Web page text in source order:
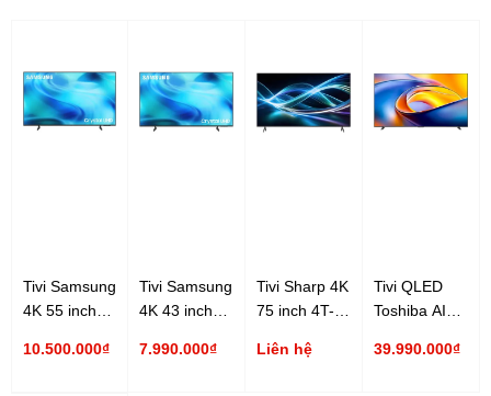
Tivi Samsung
4K 55 inch
10.500.000₫
Tivi Samsung
4K 43 inch
7.990.000₫
Tivi Sharp 4K
75 inch 4T-
Liên hệ
Tivi QLED
Toshiba AI
100Z570RP
39.990.000₫